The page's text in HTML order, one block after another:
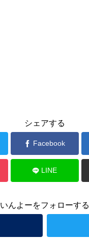
シェアする
Facebook
LINE
いんよーをフォローする